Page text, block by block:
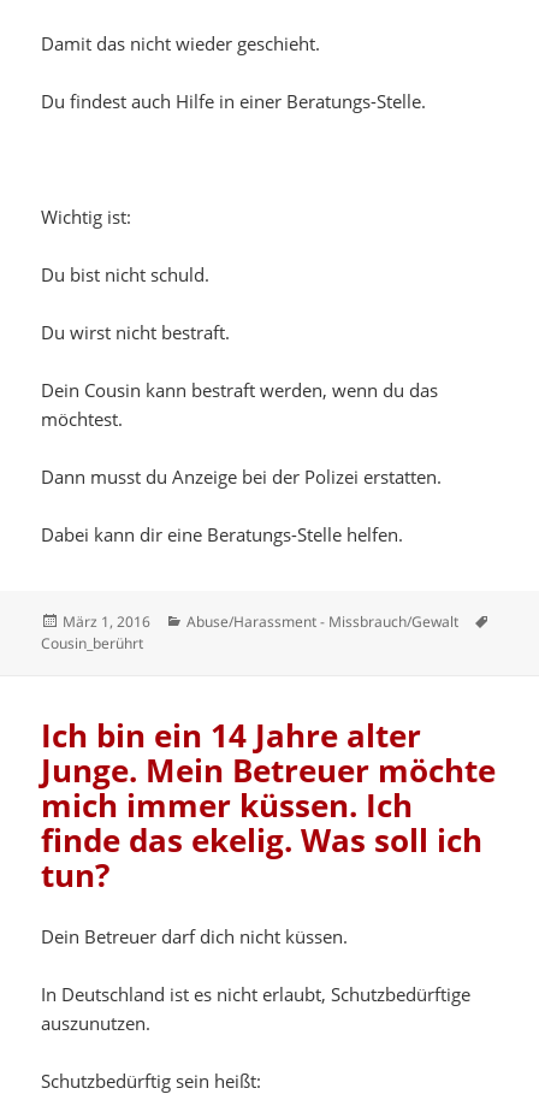
Damit das nicht wieder geschieht.
Du findest auch Hilfe in einer Beratungs-Stelle.
Wichtig ist:
Du bist nicht schuld.
Du wirst nicht bestraft.
Dein Cousin kann bestraft werden, wenn du das
möchtest.
Dann musst du Anzeige bei der Polizei erstatten.
Dabei kann dir eine Beratungs-Stelle helfen.
Veröffentlicht
am
März 1, 2016 Kategorien
Abuse/Harassment - Missbrauch/Gewalt
Cousin_berührt
Ich bin ein 14 Jahre alter
Junge. Mein Betreuer möchte
mich immer küssen. Ich
finde das ekelig. Was soll ich
tun?
Dein Betreuer darf dich nicht küssen.
In Deutschland ist es nicht erlaubt, Schutzbedürftige
auszunutzen.
Schutzbedürftig sein heißt: